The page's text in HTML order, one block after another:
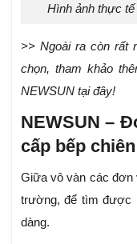
Hình ảnh thực tế
>> Ngoài ra còn rất
chọn, tham khảo
NEWSUN tại đây!
NEWSUN –
cấp bếp
Giữa vô vàn các đơn
trường, để tìm được
dàng.